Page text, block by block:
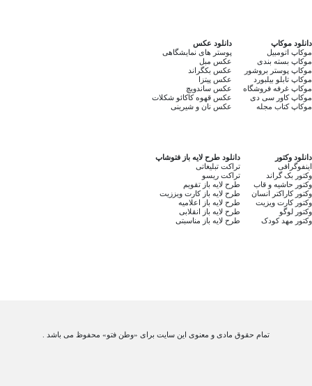
دانلود موکاپ
موکاپ اتومبیل
موکاپ بسته بندی
موکاپ پوستر بروشور
موکاپ تابلو بیلبورد
موکاپ غرفه فروشگاه
موکاپ کاور سی دی
موکاپ کتاب مجله
دانلود عکس
پوستر های نمایشگاهی
عکس مبل
عکس بکگراند
عکس پیتزا
عکس ساندویچ
عکس قهوه کاکائو شکلات
عکس نان و شیرینی
دانلود وکتور
اینفوگرافی
وکتور بک گراند
وکتور حاشیه و قاب
وکتور کاراکتر انسان
وکتور کارت ویزیت
وکتور لوگو
وکتور مهد کودک
دانلود طرح لایه باز فتوشاپ
تراکت تبلیغاتی
تراکت ریسو
طرح لایه باز تقویم
طرح لایه باز کارت ویززیت
طرح لایه باز اعلامیه
طرح لایه باز انقلابی
طرح لایه باز مناسبتی
تمام حقوق مادی و معنوی این سایت برای «وطن فتو» محفوظ می باشد .